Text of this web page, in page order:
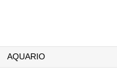
AQUARIO